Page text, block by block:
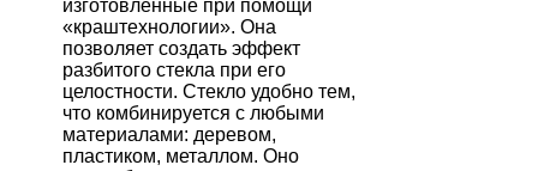
изготовленные при помощи
«краштехнологии». Она
позволяет создать эффект
разбитого стекла при его
целостности. Стекло удобно тем,
что комбинируется с любыми
материалами: деревом,
пластиком, металлом. Оно